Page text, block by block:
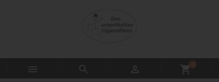
   shopping_cart